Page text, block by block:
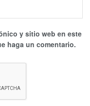
y sitio web en este
haga un comentario.